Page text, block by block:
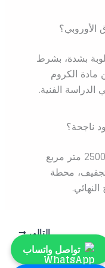
بشدة، بشرط
مادة الكروم
الفنية.
ناجحة؟
يفضل ألا تقل المساحة عن 2000 إلى 2500 متر مربع
محطة
التالي
تواصل واتساب